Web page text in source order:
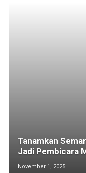
Tanamkan
Jadi Pembicara
November 1, 2025